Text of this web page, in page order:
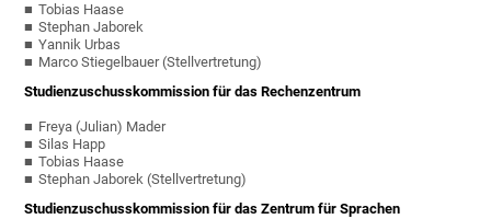
Tobias Haase
Stephan Jaborek
Yannik Urbas
Marco Stiegelbauer (Stellvertretung)
Studienzuschusskommission für das Rechenzentrum
Freya (Julian) Mader
Silas Happ
Tobias Haase
Stephan Jaborek (Stellvertretung)
Studienzuschusskommission für das Zentrum für Sprachen